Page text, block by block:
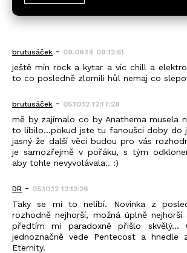
brutusáček - 09.06.14 09:12:51
ještě mín rock a kytar a víc chill a
to co posledně zlomili hůl nemaj co
brutusáček - 05.10.12 12:17:28
mě by zajímalo co by Anathema musela
to líbilo...pokud jste tu fanoušci doby do
jasný že další věci budou pro vás
je samozřejmě v pořáku, s tým
aby tohle nevyvolávala.. :)
DR - 05.10.12 12:12:26
Taky se mi to nelíbí. Novinka z
rozhodně nejhorší, možná úplně nejhorší
předtím mi paradoxně přišlo skvělý...
jednoznačně vede Pentecost a hnedle
Eternity.